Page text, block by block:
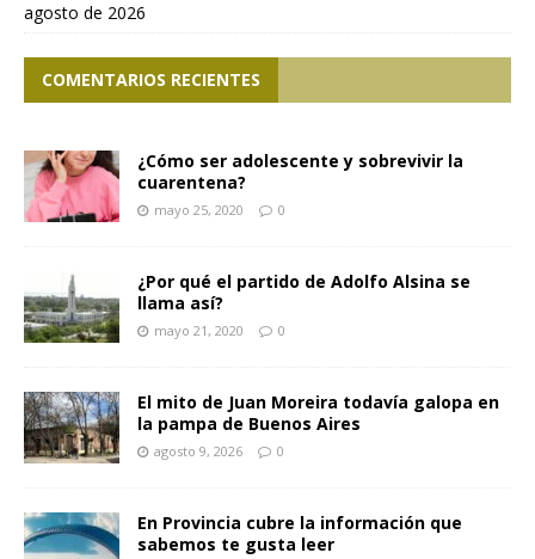
agosto de 2026
COMENTARIOS RECIENTES
¿Cómo ser adolescente y sobrevivir la
cuarentena?
mayo 25, 2020 0
¿Por qué el partido de Adolfo Alsina se
llama así?
mayo 21, 2020 0
El mito de Juan Moreira todavía galopa en
la pampa de Buenos Aires
agosto 9, 2026 0
En Provincia cubre la información que
sabemos te gusta leer